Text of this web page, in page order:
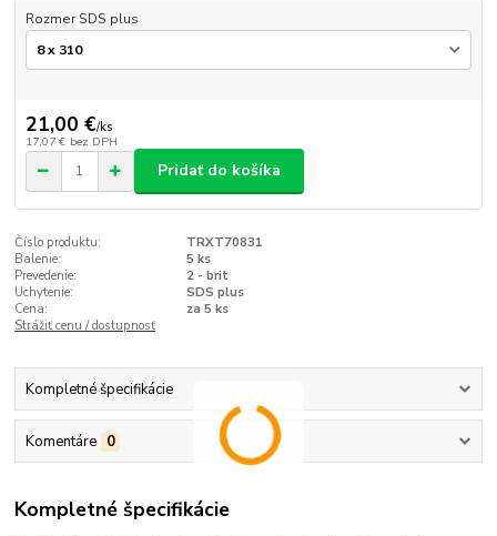
Rozmer SDS plus
21,00 €/ks
17,07 € bez DPH
Pridať do košíka
Číslo produktu:
TRXT70831
Balenie:
5 ks
Prevedenie:
2 - brit
Uchytenie:
SDS plus
Cena:
za 5 ks
Strážiť cenu / dostupnosť
Kompletné špecifikácie
Komentáre 0
Kompletné špecifikácie